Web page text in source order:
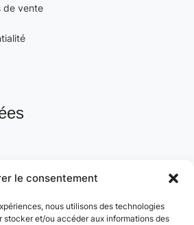
le consentement
nous utilisons des technologies
stocker et/ou accéder aux informations des
de vente
95870 Bezons, France